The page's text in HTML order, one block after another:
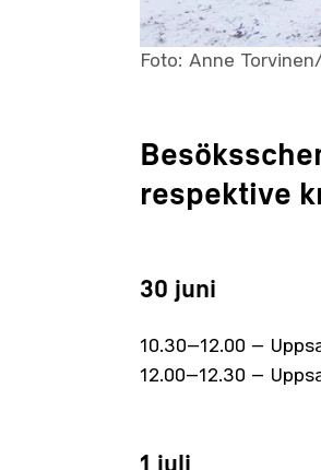
Foto: Anne
respektive
30 juni
10.30–12.00 –
12.00–12.30 –